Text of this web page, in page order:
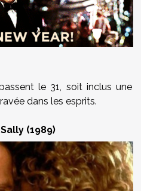
le 31, soit inclus une
dans les esprits.
(1989)